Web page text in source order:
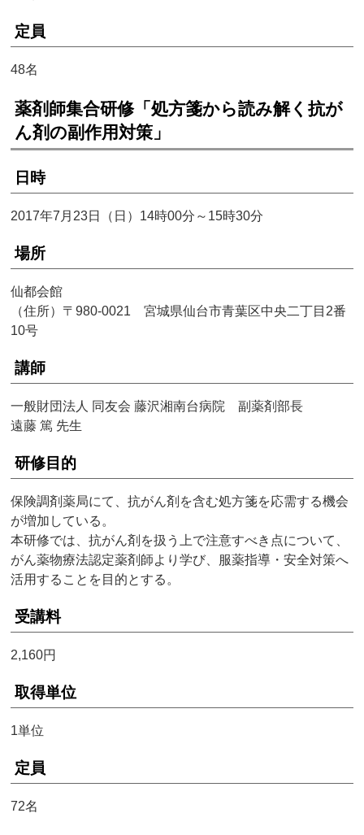
定員
48名
薬剤師集合研修「処方箋から読み解く抗が
ん剤の副作用対策」
日時
2017年7月23日（日）14時00分～15時30分
場所
仙都会館
（住所）〒980-0021 宮城県仙台市青葉区中央二丁目2番
10号
講師
一般財団法人 同友会 藤沢湘南台病院 副薬剤部長
遠藤 篤 先生
研修目的
保険調剤薬局にて、抗がん剤を含む処方箋を応需する機会
が増加している。
本研修では、抗がん剤を扱う上で注意すべき点について、
がん薬物療法認定薬剤師より学び、服薬指導・安全対策へ
活用することを目的とする。
受講料
2,160円
取得単位
1単位
定員
72名